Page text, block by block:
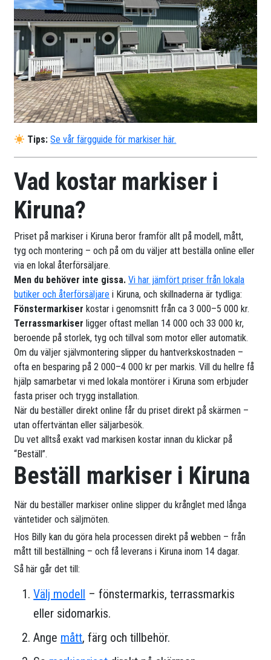
Tips: Se vår färgguide för markiser här.
Vad kostar markiser i
Kiruna?
Priset på markiser i Kiruna beror framför allt på modell, mått,
tyg och montering – och på om du väljer att beställa online eller
via en lokal återförsäljare.
Men du behöver inte gissa.Vi har jämfört priser från lokala
butiker och återförsäljare i Kiruna, och skillnaderna är tydliga:
Fönstermarkiser kostar i genomsnitt från ca 3 000–5 000 kr.
Terrassmarkiser ligger oftast mellan 14 000 och 33 000 kr,
beroende på storlek, tyg och tillval som motor eller automatik.
Om du väljer självmontering slipper du hantverkskostnaden –
ofta en besparing på 2 000–4 000 kr per markis. Vill du hellre få
hjälp samarbetar vi med lokala montörer i Kiruna som erbjuder
fasta priser och trygg installation.
När du beställer direkt online får du priset direkt på skärmen –
utan offertväntan eller säljarbesök.
Du vet alltså exakt vad markisen kostar innan du klickar på
“Beställ”.
Beställ markiser i Kiruna
När du beställer markiser online slipper du krånglet med långa
väntetider och säljmöten.
Hos Billy kan du göra hela processen direkt på webben – från
mått till beställning – och få leverans i Kiruna inom 14 dagar.
Så här går det till:
Välj modell – fönstermarkis, terrassmarkis
eller sidomarkis.
Ange mått, färg och tillbehör.